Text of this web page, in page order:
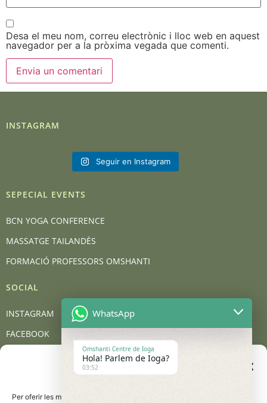
Gestionar el consentiment
de les galetes
Per oferir les millors experiències, utilitzem tecnologies com les galetes
Desa el meu nom, correu electrònic i lloc web en aquest
navegador per a la pròxima vegada que comenti.
INSTAGRAM
Seguir en Instagram
SEPECIAL EVENTS
BCN YOGA CONFERENCE
MASSATGE TAILANDÈS
FORMACIÓ PROFESSORS OMSHANTI
SOCIAL
INSTAGRAM
FACEBOOK
CONTACT
WhatsApp
Omshanti Centre de Ioga
Hola! Parlem de Ioga?
03:52